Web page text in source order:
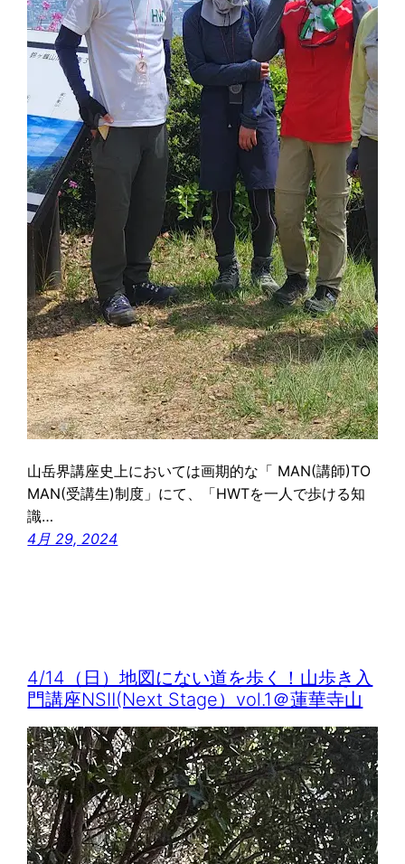
山岳界講座史上においては画期的な「 MAN(講師)TO
MAN(受講生)制度」にて、「HWTを一人で歩ける知
識…
4月 29, 2024
4/14（日）地図にない道を歩く！山歩き入
門講座NSⅡ(Next Stage）vol.1＠蓮華寺山